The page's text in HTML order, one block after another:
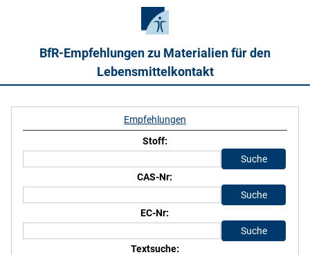
BfR-Empfehlungen zu Materialien für den
Lebensmittelkontakt
Empfehlungen
Stoff:
CAS-Nr:
EC-Nr:
Textsuche: